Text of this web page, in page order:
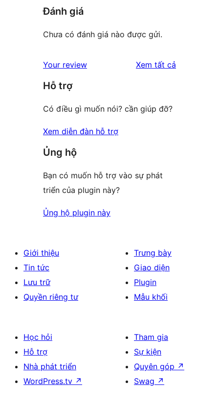
Đánh giá
Chưa có đánh giá nào được gửi.
Your review Xem tất cả
Hỗ trợ
Có điều gì muốn nói? cần giúp đỡ?
Xem diễn đàn hỗ trợ
Ủng hộ
Bạn có muốn hỗ trợ vào sự phát
triển của plugin này?
Ủng hộ plugin này
Giới thiệu
Tin tức
Lưu trữ
Quyền riêng tư
Trưng bày
Giao diện
Plugin
Mẫu khối
Học hỏi
Hỗ trợ
Nhà phát triển
WordPress.tv ↗
Tham gia
Sự kiện
Quyên góp ↗
Swag ↗